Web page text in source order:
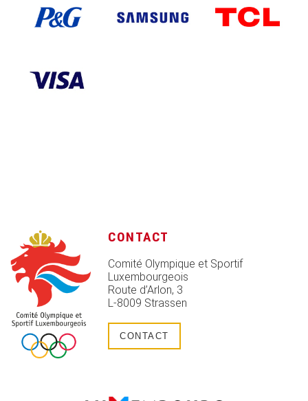
CONTACT
Comité Olympique et Sportif
Luxembourgeois
Route d’Arlon, 3
L-8009 Strassen
CONTACT